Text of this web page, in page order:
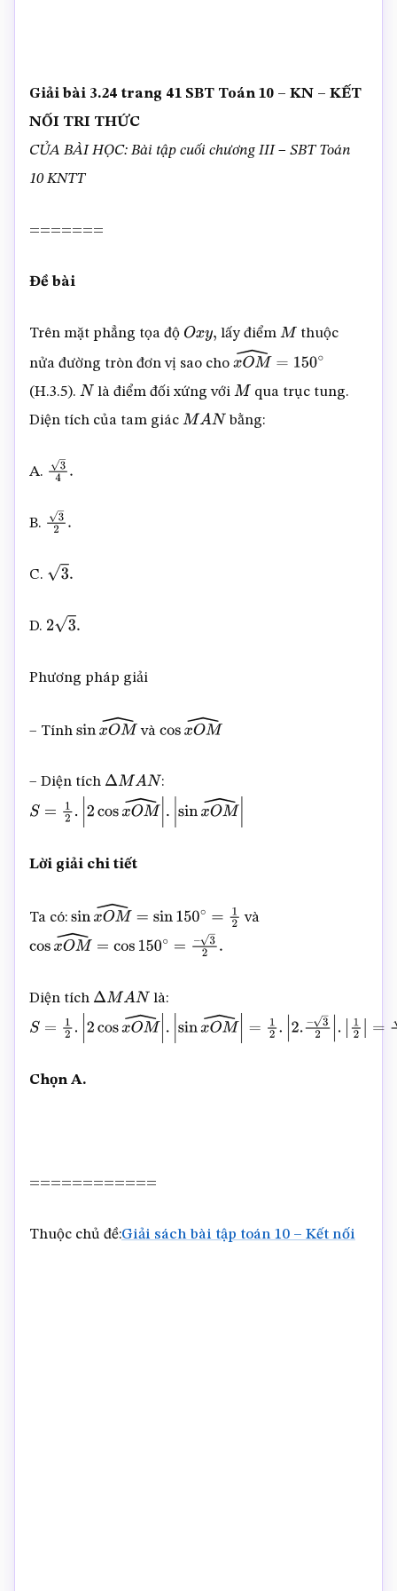
Giải bài 3.24 trang 41 SBT Toán 10 – KN – KẾT
NỐI TRI THỨC
CỦA BÀI HỌC: Bài tập cuối chương III – SBT Toán
10 KNTT
=======
Đề bài
Trên mặt phẳng tọa độ Oxy, lấy điểmM thuộc
nửa đường tròn đơn vị sao cho xOM^ 150∘
(H.3.5). N là điểm đối xứng vớiM qua trục tung.
Diện tích của tam giác MAN bằng:
A. 4
B. 2
C. 3.
D. 2 3.
Phương pháp giải
– Tính sinxOM^ và cosxOM^
– Diện tích ΔMAN :
S=12 .| 2 cosxOM^|.|sinx OM ^|
Lời giải chi tiết
Ta có: sin xOM^=sin150∘= 2 và
cos xOM^=cos150∘= 32.
Diện tích ΔMAN là:
S= .| 2 cosxOM^|.|sinx OM^|=12. 2 |. 12 =3
Chọn A.
============
Thuộc chủ đề:Giải sách bài tập toán 10 – Kết nối